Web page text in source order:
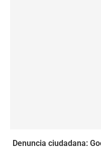
Denuncia ciudadana: